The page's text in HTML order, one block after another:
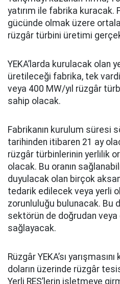
yatırım ile fabrika kuracak.
gücünde olmak üzere
rüzgâr türbini üretimi
YEKA’larda kurulacak olan
üretileceği fabrika, tek
veya 400 MW/yıl rüzgâr
sahip olacak.
Fabrikanın kurulum süresi
tarihinden itibaren 21 ay
rüzgâr türbinlerinin yerlilik
olacak. Bu oranın
duyulacak olan birçok
tedarik edilecek veya yerli
zorunluluğu bulunacak. Bu
sektörün de doğrudan veya
sağlayacak.
Rüzgâr YEKA’sı
doların üzerinde rüzgâr
Yerli RES’lerin işletmeye